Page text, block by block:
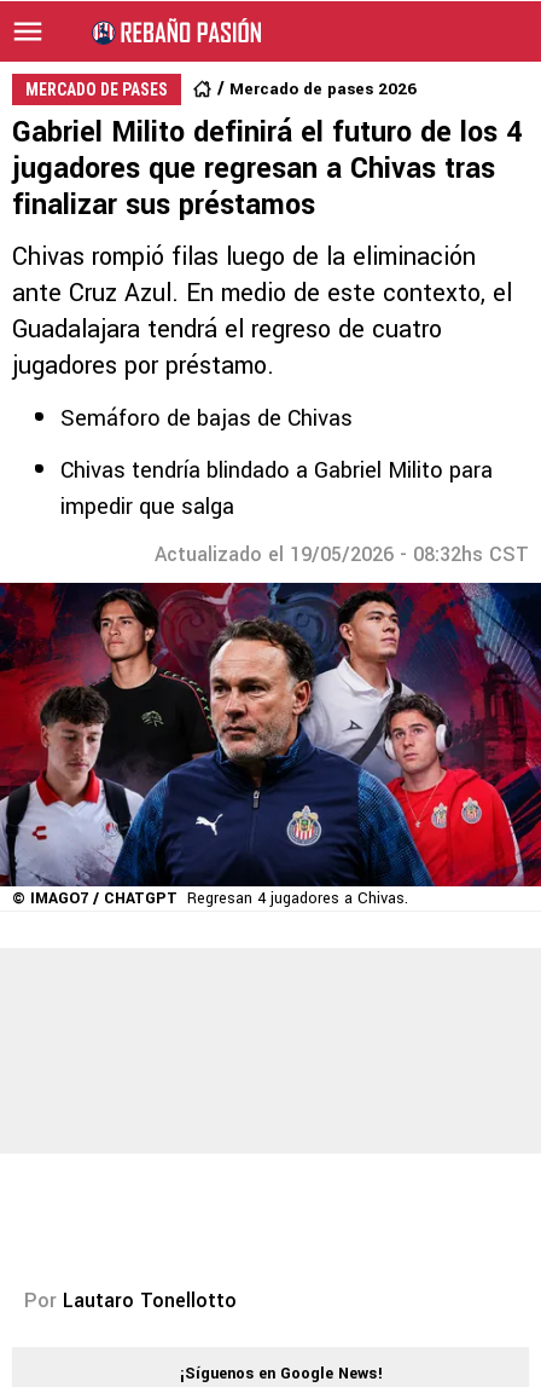
MERCADO DE PASES Mercado de pases 2026
Gabriel Milito definirá el futuro de los 4
jugadores que regresan a Chivas tras
finalizar sus préstamos
Chivas rompió filas luego de la eliminación
ante Cruz Azul. En medio de este contexto, el
Guadalajara tendrá el regreso de cuatro
jugadores por préstamo.
Semáforo de bajas de Chivas
Chivas tendría blindado a Gabriel Milito para
impedir que salga
Actualizado el 19/05/2026 - 08:32hs CST
© IMAGO7 / CHATGPT Regresan 4 jugadores a Chivas.
Por Lautaro Tonellotto
¡Síguenos en Google News!